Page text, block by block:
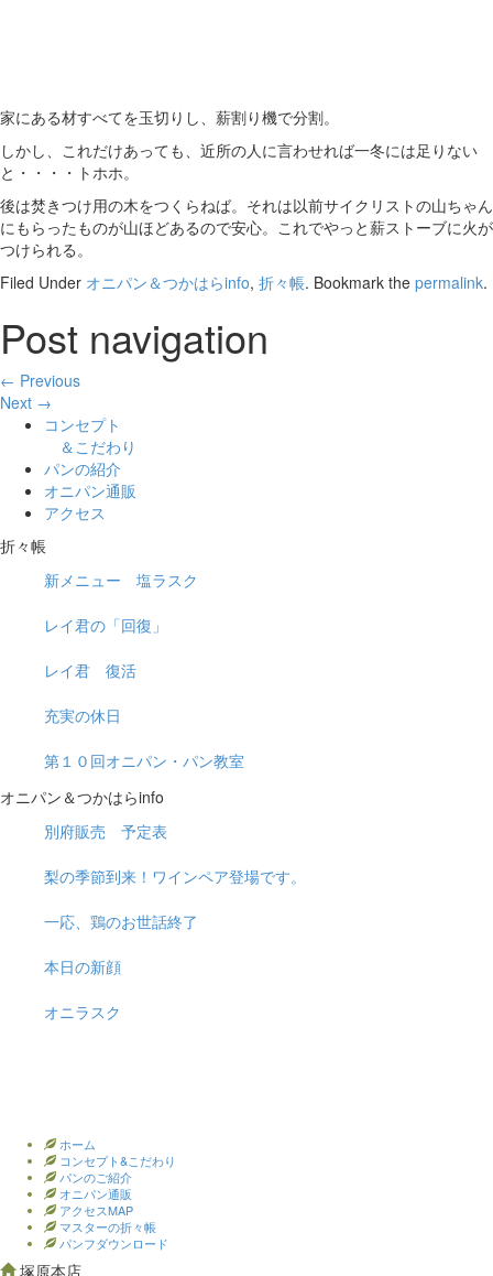
家にある材すべてを玉切りし、薪割り機で分割。
しかし、これだけあっても、近所の人に言わせれば一冬には足りない
と・・・・トホホ。
後は焚きつけ用の木をつくらねば。それは以前サイクリストの山ちゃん
にもらったものが山ほどあるので安心。これでやっと薪ストーブに火が
つけられる。
Filed Under オニパン＆つかはらinfo, 折々帳. Bookmark the permalink.
Post navigation
← Previous
Next →
コンセプト
＆こだわり
パンの紹介
オニパン通販
アクセス
折々帳
新メニュー 塩ラスク
レイ君の「回復」
レイ君 復活
充実の休日
第１０回オニパン・パン教室
オニパン＆つかはらinfo
別府販売 予定表
梨の季節到来！ワインペア登場です。
一応、鶏のお世話終了
本日の新顔
オニラスク
ホーム
コンセプト&こだわり
パンのご紹介
オニパン通販
アクセスMAP
マスターの折々帳
パンフダウンロード
塚原本店